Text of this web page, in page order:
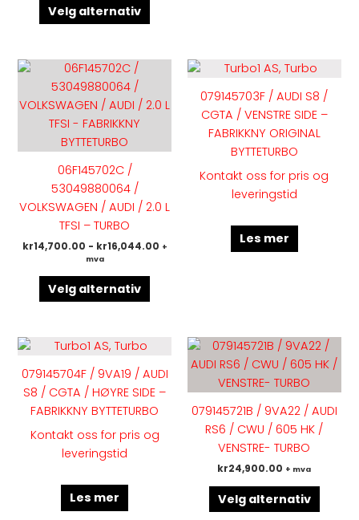
Velg alternativ
06F145702C /
53049880064 /
VOLKSWAGEN / AUDI / 2.0 L
TFSI – TURBO
kr14,700.00 - kr16,044.00 +
mva
Velg alternativ
har
på
079145703F / AUDI S8 /
CGTA / VENSTRE SIDE –
FABRIKKNY ORIGINAL
BYTTETURBO
Kontakt oss for pris og
leveringstid
Les mer
079145704F / 9VA19 / AUDI
S8 / CGTA / HØYRE SIDE –
FABRIKKNY BYTTETURBO
Kontakt oss for pris og
leveringstid
Les mer
079145721B / 9VA22 / AUDI
RS6 / CWU / 605 HK /
VENSTRE- TURBO
kr24,900.00 + mva
Velg alternativ
Dette